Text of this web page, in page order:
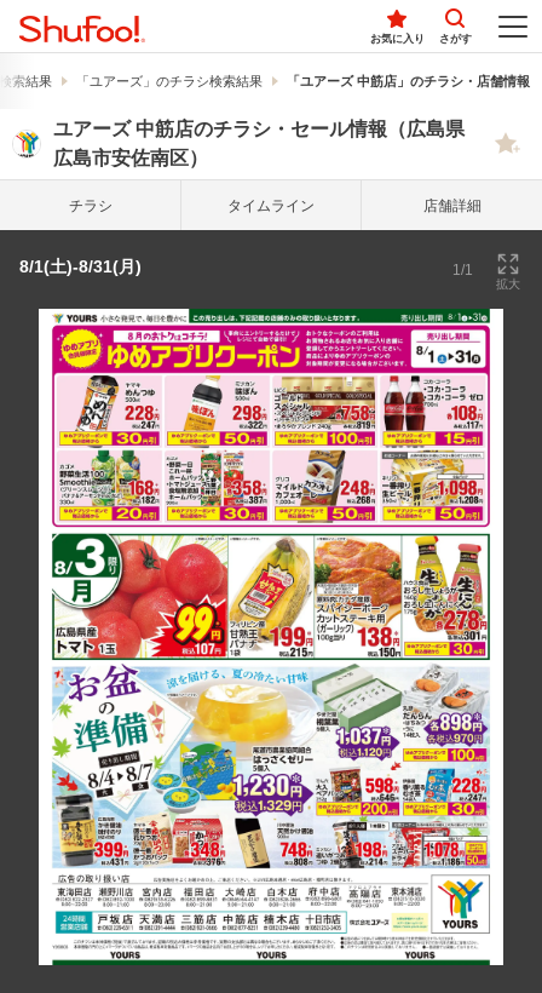
お気に入り さがす
索結果 「ユアーズ」のチラシ検索結果 「ユアーズ 中筋店」のチラシ・店舗情報
ユアーズ 中筋店のチラシ・セール情報（広島県
広島市安佐南区）
チラシ タイム ライン 店舗詳細
8/1(土)-8/31(月) 1/1
拡大